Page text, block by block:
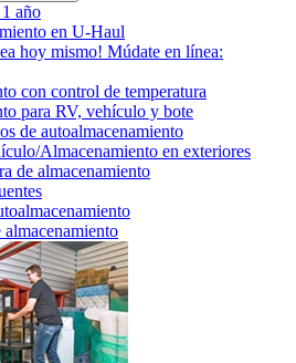
año
en U-Haul
hoy mismo! Múdate en línea:
con control de temperatura
para RV, vehículo y bote
de autoalmacenamiento
Almacenamiento en exteriores
de almacenamiento
almacenamiento